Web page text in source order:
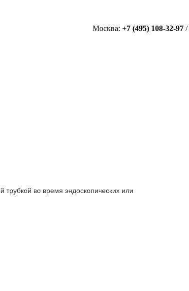
Москва: +7 (495) 108-32-97 /
трубкой во время эндоскопических или